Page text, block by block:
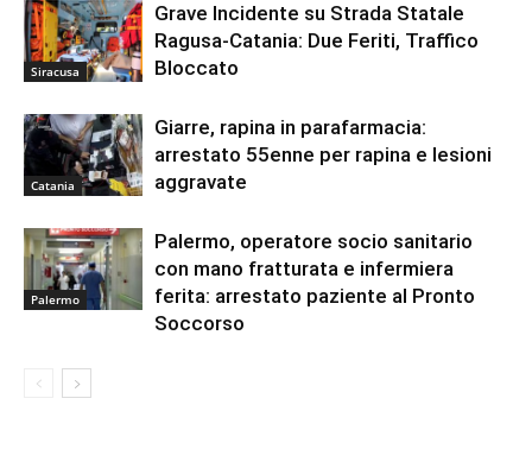
Siracusa
Grave Incidente su Strada Statale
Ragusa-Catania: Due Feriti, Traffico
Bloccato
Catania
Giarre, rapina in parafarmacia:
arrestato 55enne per rapina e lesioni
aggravate
Palermo
Palermo, operatore socio sanitario
con mano fratturata e infermiera
ferita: arrestato paziente al Pronto
Soccorso